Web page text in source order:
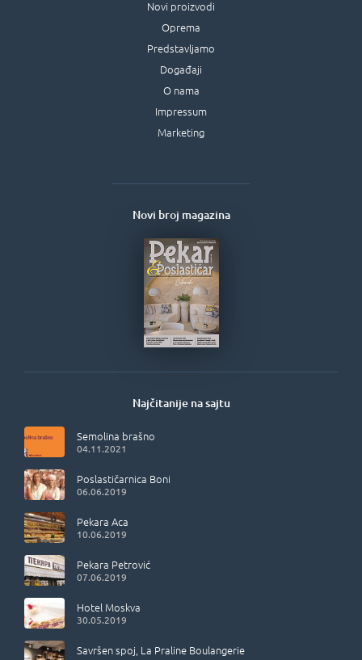
Novi proizvodi
Oprema
Predstavljamo
Događaji
O nama
Impressum
Marketing
Najčitanije na sajtu
Semolina brašno
04.11.2021
Poslastičarnica Boni
06.06.2019
Pekara Aca
10.06.2019
Pekara Petrović
07.06.2019
Hotel Moskva
30.05.2019
Savršen spoj, La Praline Boulangerie
Novi broj magazina